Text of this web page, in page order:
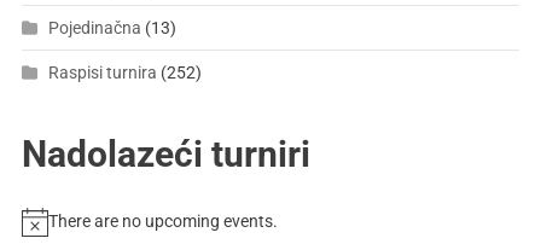
Pojedinačna (13)
Raspisi turnira (252)
Nadolazeći turniri
There are no upcoming events.